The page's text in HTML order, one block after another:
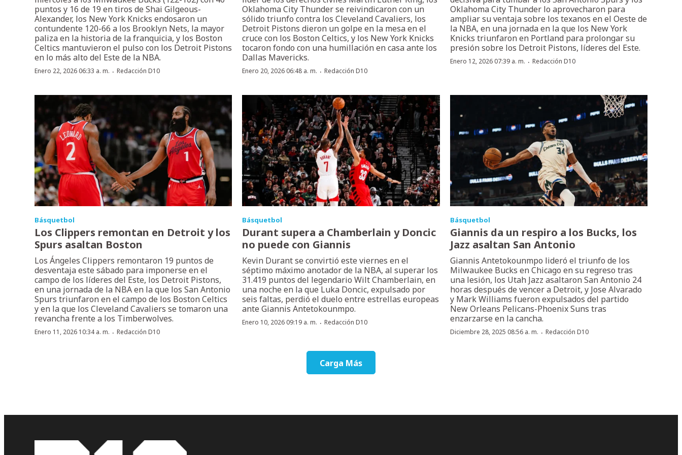
puntos y 16 de 19 en tiros de Shai Gilgeous-
Alexander, los New York Knicks endosaron un
contundente 120-66 a los Brooklyn Nets, la mayor
paliza en la historia de la franquicia, y los Boston
Celtics mantuvieron el pulso con los Detroit Pistons
en lo más alto del Este de la NBA.
Enero 22, 2026 06:33 a. m. · Redacción D10
Oklahoma City Thunder se reivindicaron con un
sólido triunfo contra los Cleveland Cavaliers, los
Detroit Pistons dieron un golpe en la mesa en el
cruce con los Boston Celtics, y los New York Knicks
tocaron fondo con una humillación en casa ante los
Dallas Mavericks.
Enero 20, 2026 06:48 a. m. ·Redacción D10
Oklahoma City Thunder lo aprovecharon para
ampliar su ventaja sobre los texanos en el Oeste de
la NBA, en una jornada en la que los New York
Knicks triunfaron en Portland para prolongar su
presión sobre los Detroit Pistons, líderes del Este.
Enero 12, 2026 07:39 a. m. · Redacción D10
Básquetbol
Los Clippers remontan en Detroit y los
Spurs asaltan Boston
Los Ángeles Clippers remontaron 19 puntos de
desventaja este sábado para imponerse en el
campo de los líderes del Este, los Detroit Pistons,
en una jornada de la NBA en la que los San Antonio
Spurs triunfaron en el campo de los Boston Celtics
y en la que los Cleveland Cavaliers se tomaron una
revancha frente a los Timberwolves.
Enero 11, 2026 10:34 a. m. · Redacción D10
Básquetbol
Durant supera a Chamberlain y Doncic
no puede con Giannis
Kevin Durant se convirtió este viernes en el
séptimo máximo anotador de la NBA, al superar los
31.419 puntos del legendario Wilt Chamberlain, en
una noche en la que Luka Doncic, expulsado por
seis faltas, perdió el duelo entre estrellas europeas
ante Giannis Antetokounmpo.
Enero 10, 2026 09:19 a. m. ·Redacción D10
Básquetbol
Giannis da un respiro a los Bucks, los
Jazz asaltan San Antonio
Giannis Antetokounmpo lideró el triunfo de los
Milwaukee Bucks en Chicago en su regreso tras
una lesión, los Utah Jazz asaltaron San Antonio 24
horas después de vencer a Detroit, y Jose Alvarado
y Mark Williams fueron expulsados del partido
New Orleans Pelicans-Phoenix Suns tras
enzarzarse en la cancha.
Diciembre 28, 2025 08:56 a. m. · Redacción D10
Carga Más